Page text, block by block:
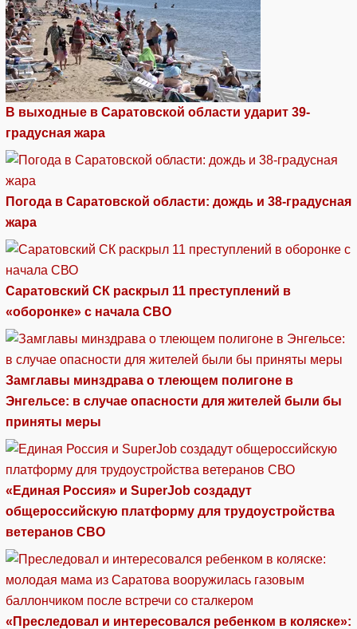
В выходные в Саратовской области ударит 39-
градусная жара
Погода в Саратовской области: дождь и 38-градусная
жара
Саратовский СК раскрыл 11 преступлений в
«оборонке» с начала СВО
Замглавы минздрава о тлеющем полигоне в
Энгельсе: в случае опасности для жителей были бы
приняты меры
«Единая Россия» и SuperJob создадут
общероссийскую платформу для трудоустройства
ветеранов СВО
«Преследовал и интересовался ребенком в коляске»: